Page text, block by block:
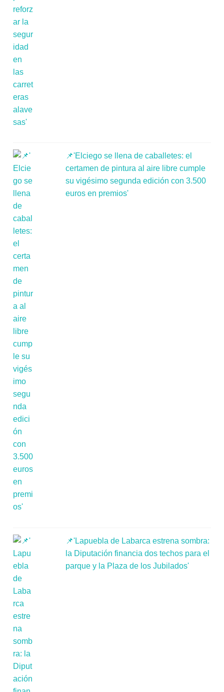
📌'Elciego se llena de caballetes: el
certamen de pintura al aire libre cumple
su vigésimo segunda edición con 3.500
euros en premios'
📌'Lapuebla de Labarca estrena sombra:
la Diputación financia dos techos para el
parque y la Plaza de los Jubilados'